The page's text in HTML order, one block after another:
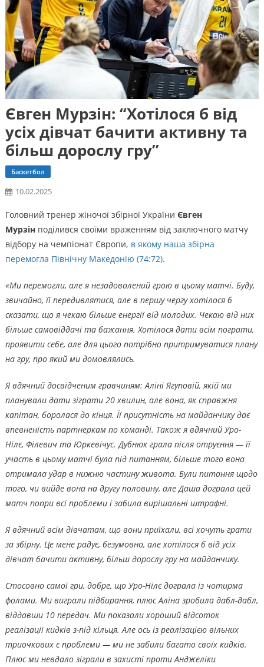
Євген Мурзін: “Хотілося б від
усіх дівчат бачити активну та
більш дорослу гру”
Баскетбол
10.02.2025
Головний тренер жіночої збірної України Євген
Мурзін поділився своїми враженням від заключного матчу
відбору на чемпіонат Європи, в якому наша збірна
перемогла Північну Македонію (74:72).
«Ми перемогли, але я незадоволений грою в цьому матчі. Буду,
звичайно, її передивлятися, але в першу чергу хотілося б
сказати, що я чекаю більше енергії від молодих. Чекаю від них
більше самовіддачі та бажання. Хотілося дати всім пограти,
проявити себе, але для цього потрібно притримуватися плану
на гру, про який ми домовлялись.
Я вдячний досвідченим гравчиням: Аліні Ягуповій, якій ми
планували дати зіграти 20 хвилин, але вона, як справжня
капітан, боролася до кінця. Її присутність на майданчику дає
впевненість партнеркам по команді. Також я вдячний Уро-
Нілє, Філевич та Юркевічус. Дубнюк грала після отруєння — її
участь в цьому матчі була під питанням, більше того вона
отримала удар в нижню частину живота. Були питання щодо
того, чи вийде вона на другу половину, але Даша дограла цей
матч попри всі проблеми і забила вирішальні штрафні.
Я вдячний всім дівчатам, що вони приїхали, всі хочуть грати
за збірну. Це мене радує, безумовно, але хотілося б від усіх
дівчат бачити активну, більш дорослу гру на майданчику.
Стосовно самої гри, добре, що Уро-Нілє дограла із чотирма
фолами. Ми виграли підбирання, плюс Аліна зробила дабл-дабл,
віддавши 10 передач. Ми показали хороший відсоток
реалізації кидків з-під кільця. Але ось із реалізацією вільних
триочкових є проблеми — ми не забили багато своїх кидків.
Плюс ми невдало зіграли в захисті проти Анджеліки